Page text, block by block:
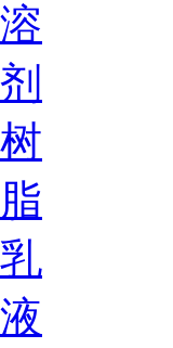
溶
剂
树
脂
乳
液